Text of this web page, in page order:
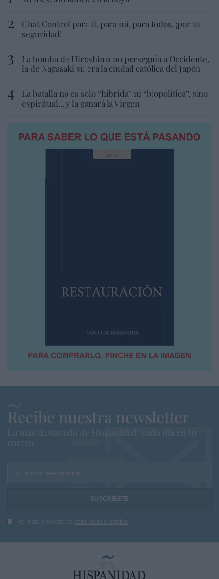
Chat Control para ti, para mí, para todos, ¡por tu
seguridad!
La bomba de Hiroshima no perseguía a Occidente,
la de Nagasaki sí: era la ciudad católica del Japón
La batalla no es solo “híbrida” ni “biopolítica”, sino
espiritual... y la ganará la Virgen
Recibe nuestra newsletter
Lo más destacado de Hispanidad, cada dia en tu
correo
Tu correo electrónico...
He leído y acepto las condiciones legales